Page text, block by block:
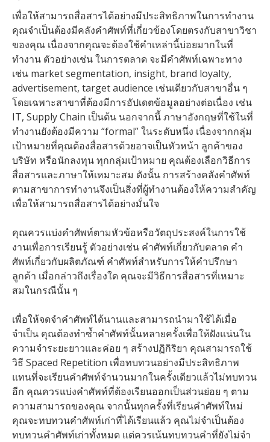
เพื่อให้สามารถสื่อสารได้อย่างมีประสิทธิภาพในการทำงาน
คุณจำเป็นต้องมีคลังคำศัพท์ที่เกี่ยวข้องโดยตรงกับสาขาวิชา
ของคุณ เนื่องจากคุณจะต้องใช้คำเหล่านี้บ่อยมากในที่
ทำงาน ตัวอย่างเช่น ในการตลาด จะมีคำศัพท์เฉพาะทาง
เช่น market segmentation, insight, brand loyalty,
advertisement, target audience เช่นเดียวกับสาขาอื่น ๆ
โดยเฉพาะสาขาที่ต้องมีการอัปเดตข้อมูลอย่างต่อเนื่อง เช่น
IT, Supply Chain เป็นต้น นอกจากนี้ ภาษาอังกฤษที่ใช้ในที่
ทำงานยังต้องมีความ “formal” ในระดับหนึ่ง เนื่องจากกลุ่ม
เป้าหมายที่คุณต้องสื่อสารด้วยอาจเป็นหัวหน้า ลูกค้าของ
บริษัท หรือนักลงทุน ทุกกลุ่มเป้าหมาย คุณต้องเลือกวิธีการ
สื่อสารและภาษาให้เหมาะสม ดังนั้น การสร้างคลังคำศัพท์
ตามสาขาการทำงานจึงเป็นสิ่งที่ผู้ทำงานต้องให้ความสำคัญ
เพื่อให้สามารถสื่อสารได้อย่างมั่นใจ
คุณควรแบ่งคำศัพท์ตามหัวข้อหรือวัตถุประสงค์ในการใช้
งานเพื่อการเรียนรู้ ตัวอย่างเช่น คำศัพท์เกี่ยวกับตลาด คำ
ศัพท์เกี่ยวกับผลิตภัณฑ์ คำศัพท์สำหรับการให้คำปรึกษา
ลูกค้า เมื่อกล่าวถึงเรื่องใด คุณจะมีวิธีการสื่อสารที่เหมาะ
สมในกรณีนั้น ๆ
เพื่อให้จดจำคำศัพท์ได้นานและสามารถนำมาใช้ได้เมื่อ
จำเป็น คุณต้องทำซ้ำคำศัพท์นั้นหลายครั้งเพื่อให้ฝังแน่นใน
ความจำระยะยาวและค่อย ๆ สร้างปฏิกิริยา คุณสามารถใช้
วิธี Spaced Repetition เพื่อทบทวนอย่างมีประสิทธิภาพ
แทนที่จะเรียนคำศัพท์จำนวนมากในครั้งเดียวแล้วไม่ทบทวน
อีก คุณควรแบ่งคำศัพท์ที่ต้องเรียนออกเป็นส่วนย่อย ๆ ตาม
ความสามารถของคุณ จากนั้นทุกครั้งที่เรียนคำศัพท์ใหม่
คุณจะทบทวนคำศัพท์เก่าที่ได้เรียนแล้ว คุณไม่จำเป็นต้อง
ทบทวนคำศัพท์เก่าทั้งหมด แต่ควรเน้นทบทวนคำที่ยังไม่จำ